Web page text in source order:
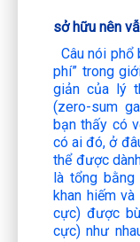
sở hữu nên
Câu nói phổ
phí” trong
giản của lý
(zero-sum
bạn thấy có
có ai đó, ở
thể được
là tổng
khan hiếm
cực) được
cực) như